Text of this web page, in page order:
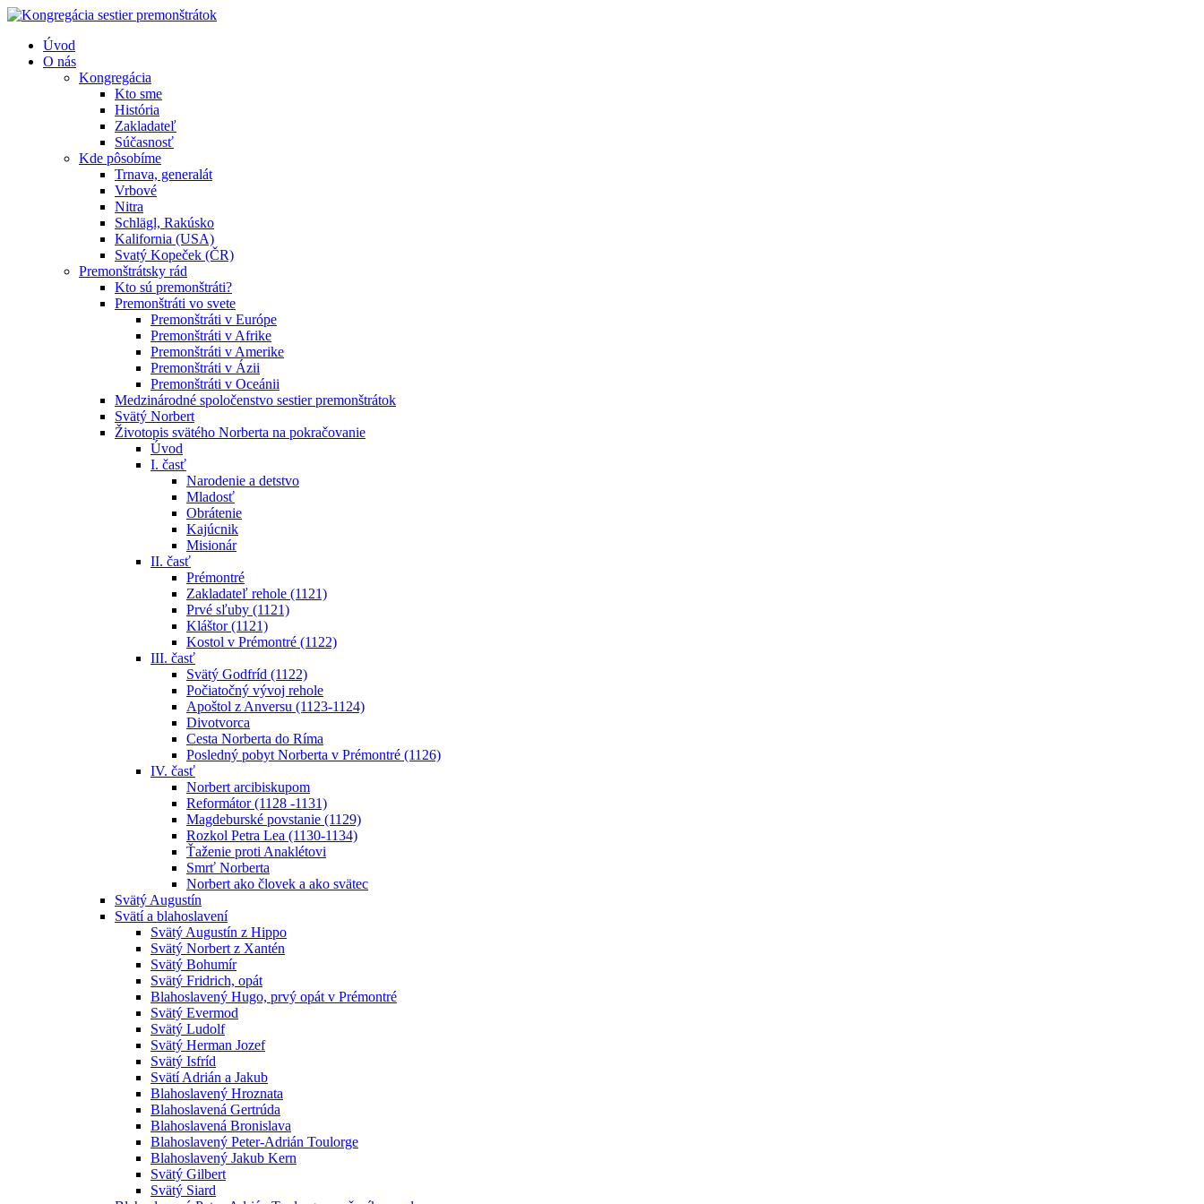
Úvod
O nás
Kongregácia
Kto sme
História
Zakladateľ
Súčasnosť
Kde pôsobíme
Trnava, generalát
Vrbové
Nitra
Schlägl, Rakúsko
Kalifornia (USA)
Svatý Kopeček (ČR)
Premonštrátsky rád
Kto sú premonštráti?
Premonštráti vo svete
Premonštráti v Európe
Premonštráti v Afrike
Premonštráti v Amerike
Premonštráti v Ázii
Premonštráti v Oceánii
Medzinárodné spoločenstvo sestier premonštrátok
Svätý Norbert
Životopis svätého Norberta na pokračovanie
Úvod
I. časť
Narodenie a detstvo
Mladosť
Obrátenie
Kajúcnik
Misionár
II. časť
Prémontré
Zakladateľ rehole (1121)
Prvé sľuby (1121)
Kláštor (1121)
Kostol v Prémontré (1122)
III. časť
Svätý Godfríd (1122)
Počiatočný vývoj rehole
Apoštol z Anversu (1123-1124)
Divotvorca
Cesta Norberta do Ríma
Posledný pobyt Norberta v Prémontré (1126)
IV. časť
Norbert arcibiskupom
Reformátor (1128 -1131)
Magdeburské povstanie (1129)
Rozkol Petra Lea (1130-1134)
Ťaženie proti Anaklétovi
Smrť Norberta
Norbert ako človek a ako svätec
Svätý Augustín
Svätí a blahoslavení
Svätý Augustín z Hippo
Svätý Norbert z Xantén
Svätý Bohumír
Svätý Fridrich, opát
Blahoslavený Hugo, prvý opát v Prémontré
Svätý Evermod
Svätý Ludolf
Svätý Herman Jozef
Svätý Isfríd
Svätí Adrián a Jakub
Blahoslavený Hroznata
Blahoslavená Gertrúda
Blahoslavená Bronislava
Blahoslavený Peter-Adrián Toulorge
Blahoslavený Jakub Kern
Svätý Gilbert
Svätý Siard